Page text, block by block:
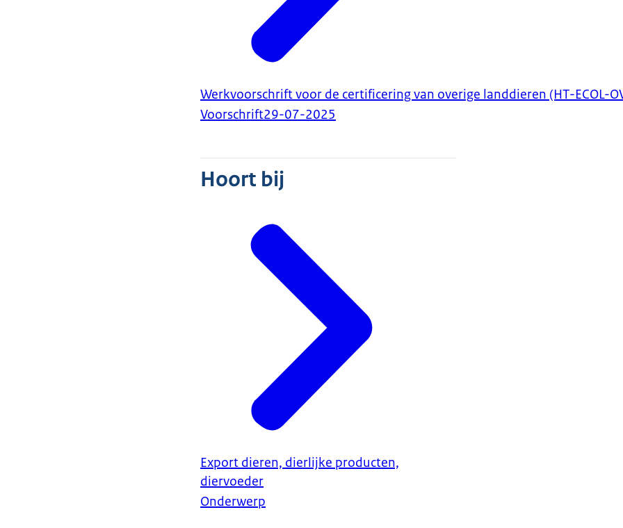
Werkvoorschrift voor de certificering van overige landdieren (HT-ECOL-
Voorschrift29-07-2025
Hoort bij
Export dieren, dierlijke producten,
diervoeder
Onderwerp